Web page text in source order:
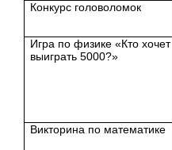
Конкурс головоломок
Игра по физике «Кто хочет
выиграть 5000?»
Викторина по математике